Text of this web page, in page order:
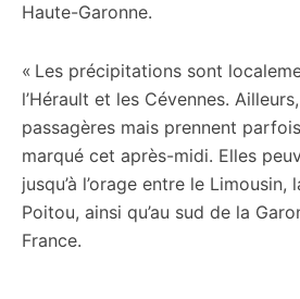
Haute-Garonne.
« Les précipitations sont
l’Hérault et les Cévennes.
passagères mais prennent
marqué cet après-midi. Elles
jusqu’à l’orage entre le Limousin,
Poitou, ainsi qu’au sud de la
France.